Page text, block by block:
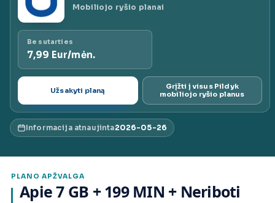
ai.lt
Mobiliojo ryšio planai
Be sutarties
7,99 Eur/mėn.
Užsakyti planą
Grįžti į visus Pildyk
mobiliojo ryšio planus
Informacija atnaujinta2026-05-26
PLANO APŽVALGA
Apie 7 GB + 199 MIN + Neriboti